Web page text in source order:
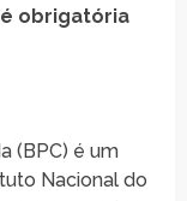
obrigatória
(BPC) é um
Nacional do